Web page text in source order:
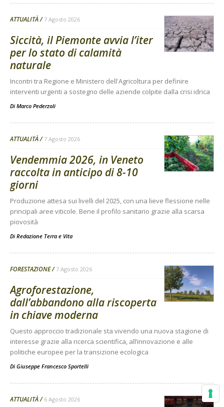
ATTUALITÀ 7 Agosto 2026
Siccità, il Piemonte avvia l’iter
per lo stato di calamità
naturale
Incontri tra Regione e Ministero dell'Agricoltura per definire
interventi urgenti a sostegno delle aziende colpite dalla crisi idrica
Di Marco Pederzoli
ATTUALITÀ 7 Agosto 2026
Vendemmia 2026, in Veneto
raccolta in anticipo di 8-10
giorni
Produzione attesa sui livelli del 2025, con una lieve flessione nelle
principali aree viticole. Bene il profilo sanitario grazie alla scarsa
piovosità
Di Redazione Terra e Vita
FORESTAZIONE 7 Agosto 2026
Agroforestazione,
dall’abbandono alla riscoperta
in chiave moderna
Questo approccio tradizionale sta vivendo una nuova stagione di
interesse grazie alla ricerca scientifica, all’innovazione e alle
politiche europee per la transizione ecologica
Di Giuseppe Francesco Sportelli
ATTUALITÀ 6 Agosto 2026